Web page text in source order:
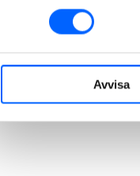
Avvisa